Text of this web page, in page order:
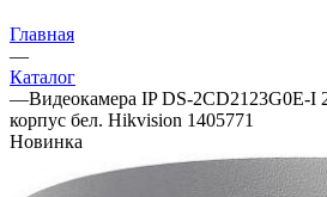
Главная
—
Каталог
—Видеокамера IP DS-2CD2123G0E-I
корпус бел. Hikvision 1405771
Новинка